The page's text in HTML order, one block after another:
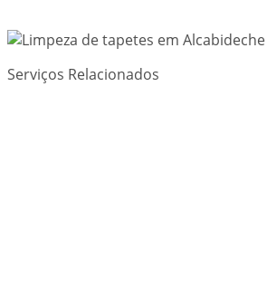
Serviços Relacionados